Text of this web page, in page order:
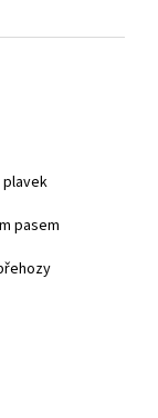
plavek
pasem